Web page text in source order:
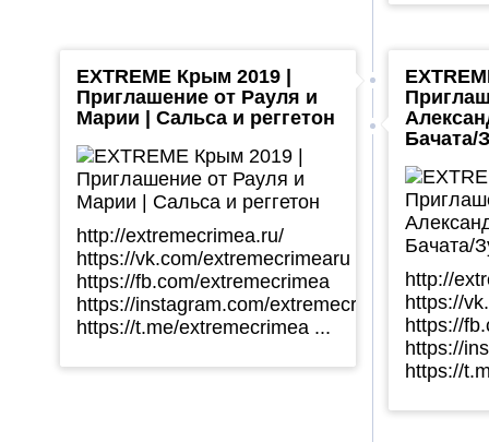
Бачата/
http://
https://
https://
https://
https://
EXTREME Крым 2019 |
Приглашение от Рауля и
Марии | Сальса и реггетон
http://extremecrimea.ru/
https://vk.com/extremecrimearu
https://fb.com/extremecrimea
https://instagram.com/extremecrimea
https://t.me/extremecrimea ...